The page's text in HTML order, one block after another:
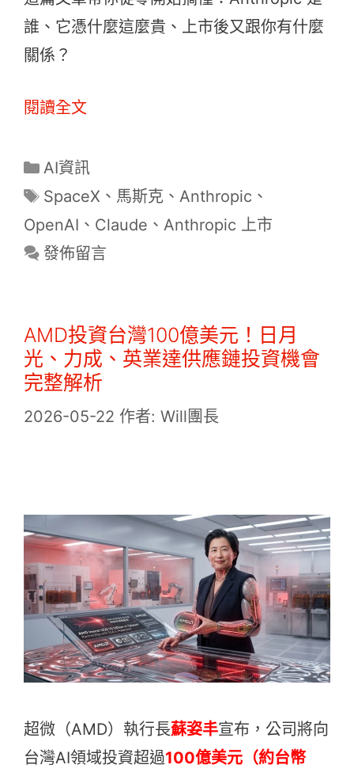
誰、它憑什麼這麼貴、上市後又跟你有什麼
關係？
閱讀全文
分
類
AI資訊
標
籤
SpaceX 、 馬斯克 、 Anthropic 、
OpenAI 、 Claude 、 Anthropic 上市
發佈留言
AMD投資台灣100億美元！日月
光、力成、英業達供應鏈投資機會
完整解析
2026-05-22 作者: Will團長
超微（AMD）執行長蘇姿丰宣布，公司將向
台灣AI領域投資超過100億美元（約台幣